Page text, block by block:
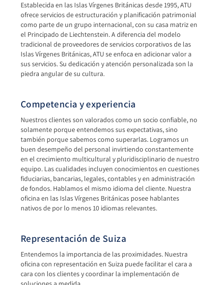
Establecida en las Islas Vírgenes Británicas desde 1995, ATU
ofrece servicios de estructuración y planificación patrimonial
como parte de un grupo internacional, con su casa matriz en
el Principado de Liechtenstein. A diferencia del modelo
tradicional de proveedores de servicios corporativos de las
Islas Vírgenes Británicas, ATU se enfoca en adicionar valor a
sus servicios. Su dedicación y atención personalizada son la
piedra angular de su cultura.
Competencia y experiencia
Nuestros clientes son valorados como un socio confiable, no
solamente porque entendemos sus expectativas, sino
también porque sabemos como superarlas. Logramos un
buen desempeño del personal invirtiendo constantemente
en el crecimiento multicultural y pluridisciplinario de nuestro
equipo. Las cualidades incluyen conocimientos en cuestiones
fiduciarias, bancarias, legales, contables y en administración
de fondos. Hablamos el mismo idioma del cliente. Nuestra
oficina en las Islas Vírgenes Británicas posee hablantes
nativos de por lo menos 10 idiomas relevantes.
Representación de Suiza
Entendemos la importancia de las proximidades. Nuestra
oficina con representación en Suiza puede facilitar el cara a
cara con los clientes y coordinar la implementación de